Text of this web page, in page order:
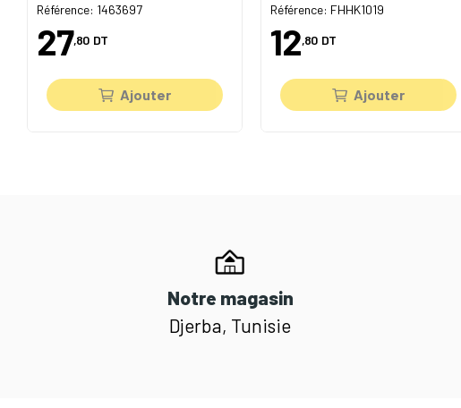
Référence: 1463697
27,80 DT
Ajouter
Référence: FHHK1019
12,80 DT
Ajouter
Notre magasin
Djerba, Tunisie